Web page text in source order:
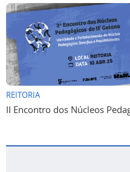
REITORIA
II Encontro dos Núcleos